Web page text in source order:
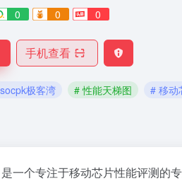
0 0 0
手机查看
极客湾 # 性能天梯图 # 移动
是一个专注于移动芯片性能评测的